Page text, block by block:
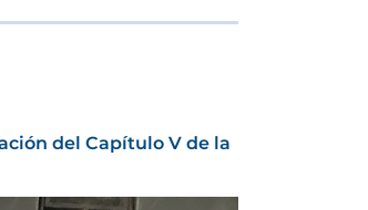
del Capítulo V de la